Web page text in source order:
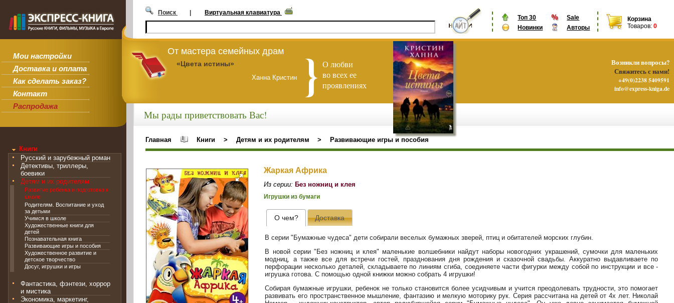
Мои настройки
Доставка и оплата
Как сделать заказ?
Контакт
Распродажа
Топ 30
Sale
Новинки
Авторы
Корзина
Товаров: 0
Поиск | Виртуальная клавиатура
От мастера семейных драм
«Цвета истины»
Ханна Кристин
О любви
во всех ее
проявлениях
Книги
Русский и зарубежный роман
Детективы, триллеры,
боевики
Детям и их родителям
Развитие ребенка и подготовка к
школе
Родителям. Воспитание и уход
за детьми
Учимся в школе
Художественные книги для
детей
Познавательная книга
Развивающие игры и пособия
Художественное развитие и
детское творчество
Досуг, игрушки и игры
Фантастика, фэнтези, хоррор
и мистика
Экономика, маркетинг,
Мы рады приветствовать Вас!
Главная Книги > Детям и их родителям > Развивающие игры и пособия
Жаркая Африка
Из серии: Без ножниц и клея
Игрушки из бумаги
О чем? Доставка
В серии "Бумажные чудеса" дети собирали веселых бумажных зверей, птиц и обитателей морских глубин.
В новой серии "Без ножниц и клея" маленькие волшебники найдут наборы новогодних украшений, сумочки для маленьких
модниц, а также все для встречи гостей, празднования дня рождения и сказочной свадьбы. Аккуратно выдавливаете по
перфорации несколько деталей, складываете по линиям сгиба, соединяете части фигурки между собой по инструкции и все -
игрушка готова. С помощью одной книжки можно собрать 4 игрушки!
Собирая бумажные игрушки, ребенок не только становится более усидчивым и учится преодолевать трудности, это помогает
развивать его пространственное мышление, фантазию и мелкую моторику рук. Серия рассчитана на детей от 4х лет. Николай
Возникли вопросы?
Свяжитесь с нами!
+49(0)2238 5409591
info@express-kniga.de